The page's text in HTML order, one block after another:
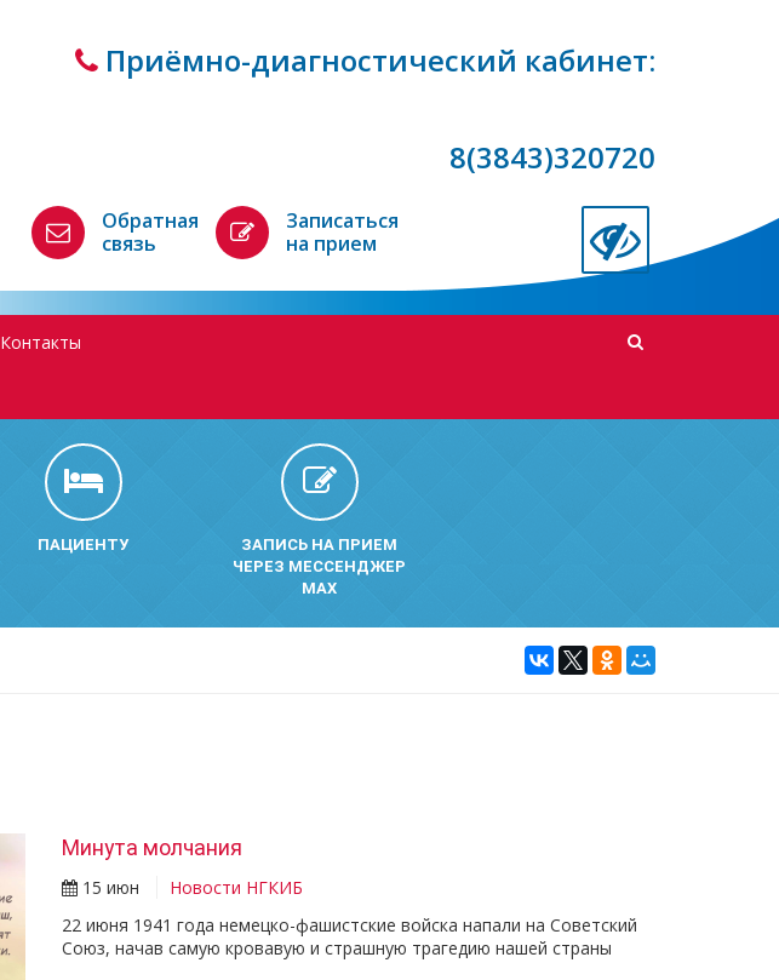
Приёмно-диагностический кабинет:
8(3843)320720
Обратная
связь
Записаться
на прием
Контакты
ПАЦИЕНТУ
ЗАПИСЬ НА ПРИЕМ
ЧЕРЕЗ МЕССЕНДЖЕР
MAX
Минута молчания
15 июн
Новости НГКИБ
22 июня 1941 года немецко-фашистские войска напали на Советский
Союз, начав самую кровавую и страшную трагедию нашей страны